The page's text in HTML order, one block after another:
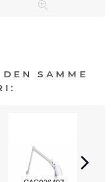
SAMME